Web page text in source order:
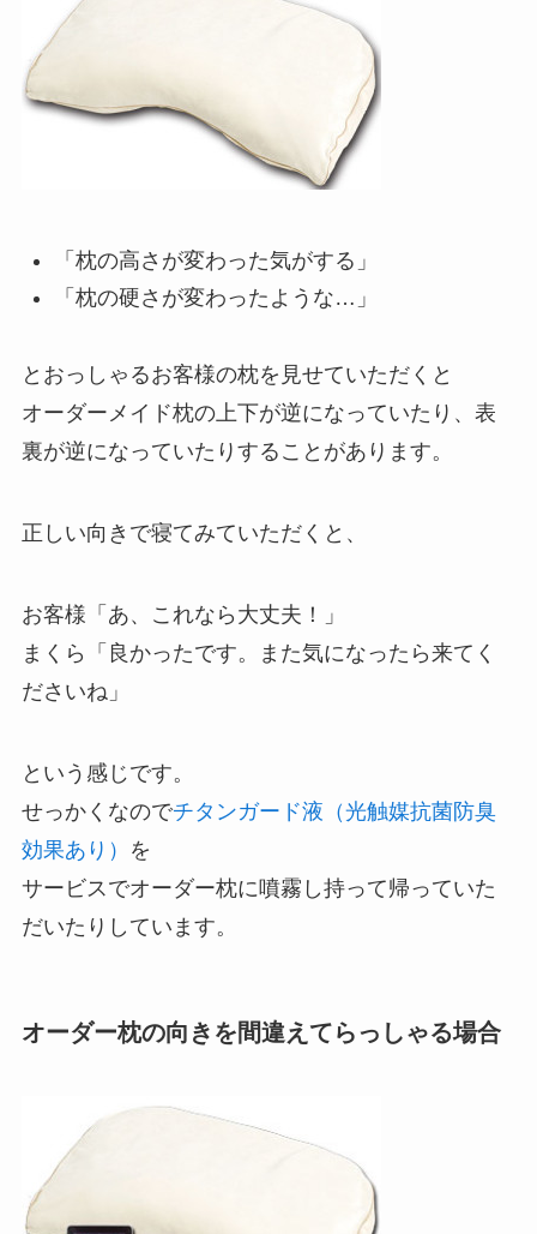
「枕の高さが変わった気がする」
「枕の硬さが変わったような…」
とおっしゃるお客様の枕を見せていただくと
オーダーメイド枕の上下が逆になっていたり、表
裏が逆になっていたりすることがあります。
正しい向きで寝てみていただくと、
お客様「あ、これなら大丈夫！」
まくら「良かったです。また気になったら来てく
ださいね」
という感じです。
せっかくなのでチタンガード液（光触媒抗菌防臭
効果あり）
を
サービスでオーダー枕に噴霧し持って帰っていた
だいたりしています。
オーダー枕の向きを間違えてらっしゃる場合